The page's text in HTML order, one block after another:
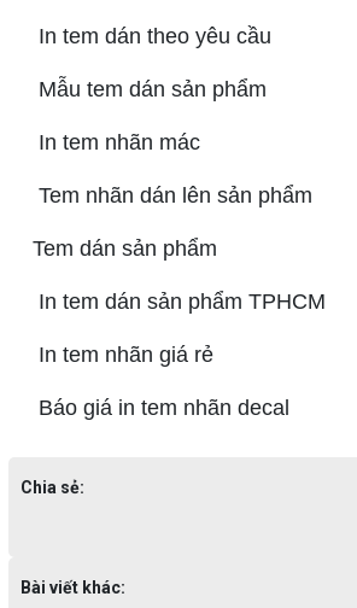
In tem dán theo yêu cầu
Mẫu tem dán sản phẩm
In tem nhãn mác
Tem nhãn dán lên sản phẩm
Tem dán sản phẩm
In tem dán sản phẩm TPHCM
In tem nhãn giá rẻ
Báo giá in tem nhãn decal
Chia sẻ:
Bài viết khác: